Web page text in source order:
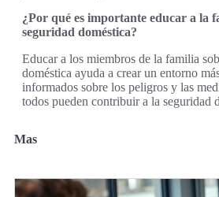
¿Por qué es importante educar a la
seguridad doméstica?
Educar a los miembros de la familia
doméstica ayuda a crear un entorno
informados sobre los peligros y las
todos pueden contribuir a la seguridad
Mas